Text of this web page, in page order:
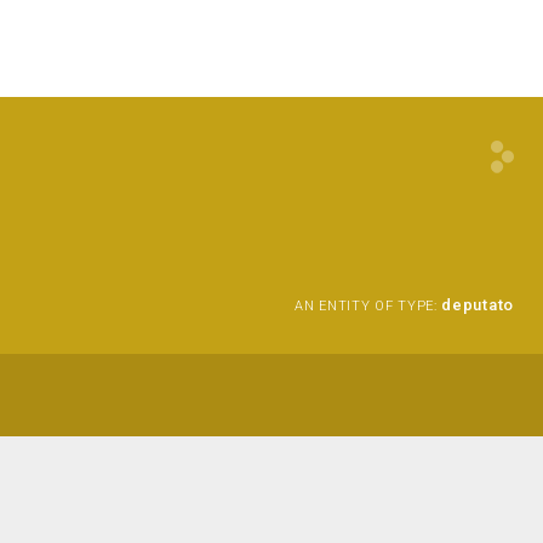
AN ENTITY OF TYPE: deputato